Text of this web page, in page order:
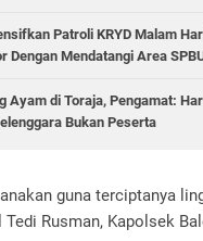
Patroli KRYD Malam
Dengan Mendatangi Area
Ayam di Toraja, Pengamat:
Bukan Peserta
guna terciptanya
Rusman, Kapolsek